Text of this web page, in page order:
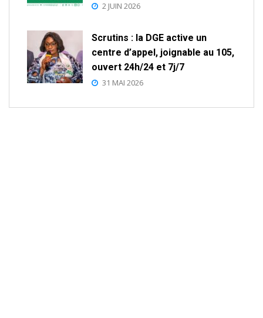
2 JUIN 2026
Scrutins : la DGE active un
centre d’appel, joignable au 105,
ouvert 24h/24 et 7j/7
31 MAI 2026